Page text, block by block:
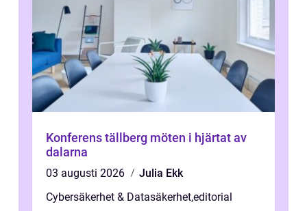
Konferens tällberg möten i hjärtat av
dalarna
03 augusti 2026
Julia Ekk
Cybersäkerhet & Datasäkerhet,editorial